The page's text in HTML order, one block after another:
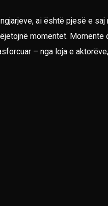
ai është pjesë e
momentet.
– nga loja e